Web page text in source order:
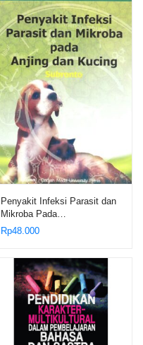
Penyakit Infeksi Parasit dan
Mikroba Pada…
Rp48.000